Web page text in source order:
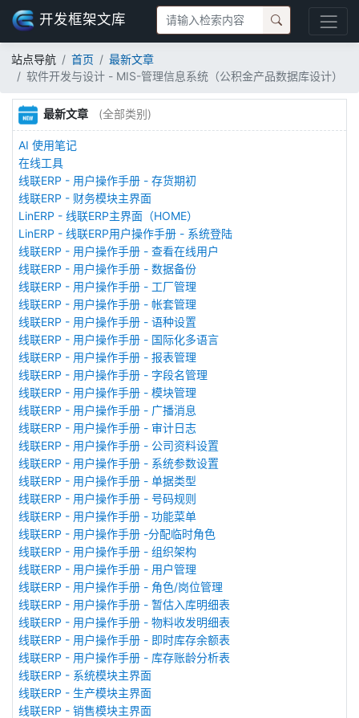
开发框架文库
站点导航 首页
最新文章
软件开发与设计 - MIS-管理信息系统（公积金产品数据库设计）
最新文章 (全部类别)
AI 使用笔记
在线工具
线联ERP - 用户操作手册 - 存货期初
线联ERP - 财务模块主界面
LinERP - 线联ERP主界面（HOME）
LinERP - 线联ERP用户操作手册 - 系统登陆
线联ERP - 用户操作手册 - 查看在线用户
线联ERP - 用户操作手册 - 数据备份
线联ERP - 用户操作手册 - 工厂管理
线联ERP - 用户操作手册 - 帐套管理
线联ERP - 用户操作手册 - 语种设置
线联ERP - 用户操作手册 - 国际化多语言
线联ERP - 用户操作手册 - 报表管理
线联ERP - 用户操作手册 - 字段名管理
线联ERP - 用户操作手册 - 模块管理
线联ERP - 用户操作手册 - 广播消息
线联ERP - 用户操作手册 - 审计日志
线联ERP - 用户操作手册 - 公司资料设置
线联ERP - 用户操作手册 - 系统参数设置
线联ERP - 用户操作手册 - 单据类型
线联ERP - 用户操作手册 - 号码规则
线联ERP - 用户操作手册 - 功能菜单
线联ERP - 用户操作手册 -分配临时角色
线联ERP - 用户操作手册 - 组织架构
线联ERP - 用户操作手册 - 用户管理
线联ERP - 用户操作手册 - 角色/岗位管理
线联ERP - 用户操作手册 - 暂估入库明细表
线联ERP - 用户操作手册 - 物料收发明细表
线联ERP - 用户操作手册 - 即时库存余额表
线联ERP - 用户操作手册 - 库存账龄分析表
线联ERP - 系统模块主界面
线联ERP - 生产模块主界面
线联ERP - 销售模块主界面